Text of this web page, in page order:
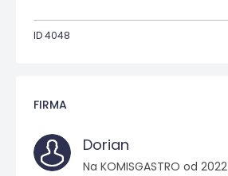
ID 4048
FIRMA
Dorian
Na KOMISGASTRO od 2022